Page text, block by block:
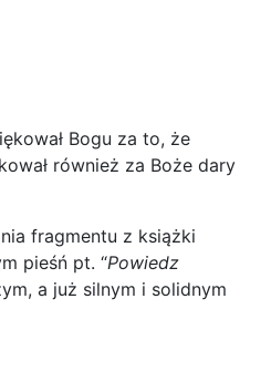
Bogu za to, że
również za Boże dary
fragmentu z książki
pieśń pt. “Powiedz
a już silnym i solidnym